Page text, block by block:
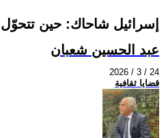
إسرائيل شاحاك: حين تتحوّل
عبد الحسين شعبان
2026 / 3 / 24
قضايا ثقافية